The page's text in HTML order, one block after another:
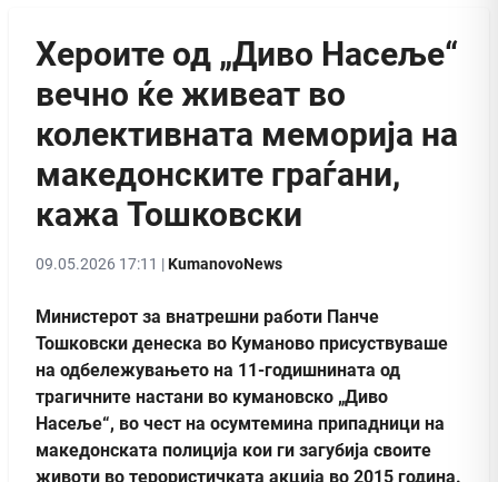
Хероите од „Диво Насеље“
вечно ќе живеат во
колективната меморија на
македонските граѓани,
кажа Тошковски
09.05.2026 17:11 |KumanovoNews
Министерот за внатрешни работи Панче
Тошковски денеска во Куманово присуствуваше
на одбележувањето на 11-годишнината од
трагичните настани во кумановско „Диво
Насеље“, во чест на осумтемина припадници на
македонската полиција кои ги загубија своите
животи во терористичката акција во 2015 година.